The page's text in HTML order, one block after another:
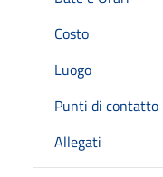
Costo
Luogo
Punti di contatto
Allegati